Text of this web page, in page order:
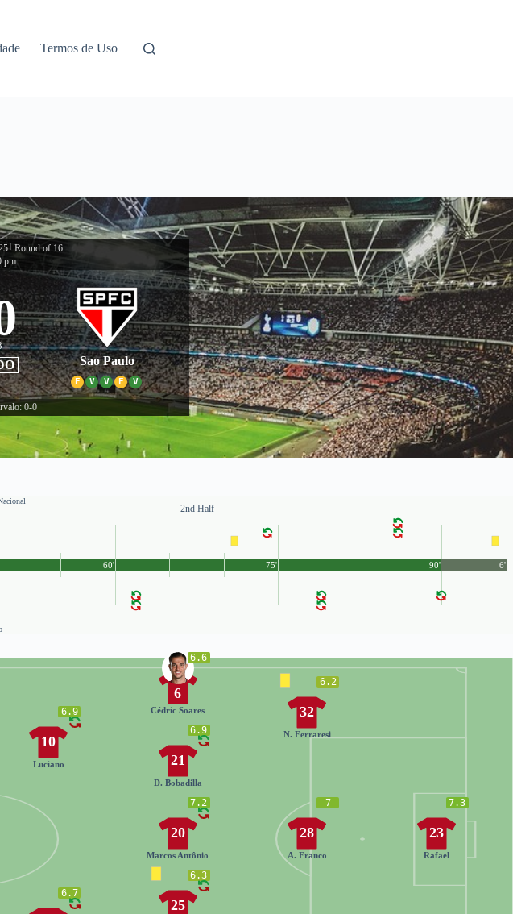
Termos de Uso
Round of 16
pm
Sao Paulo
E V V E V
0-0
2nd Half
90'
60' 75' 6'
7.3
23
Rafael
7
28
A. Franco
6.2
32
N. Ferraresi
6.3
25
7.2
20
Marcos Antônio
6.9
21
D. Bobadilla
6.6
6
Cédric Soares
6.7
6.9
10
Luciano